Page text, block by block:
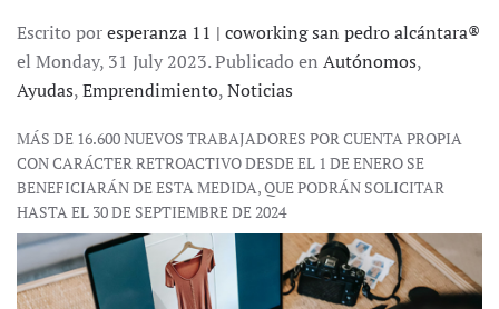
Escrito poresperanza 11 | coworking san pedro alcántara®
el Monday, 31 July 2023. Publicado en Autónomos,
Ayudas,Emprendimiento,Noticias
MÁS DE 16.600 NUEVOS TRABAJADORES POR CUENTA PROPIA
CON CARÁCTER RETROACTIVO DESDE EL 1 DE ENERO SE
BENEFICIARÁN DE ESTA MEDIDA, QUE PODRÁN SOLICITAR
HASTA EL 30 DE SEPTIEMBRE DE 2024